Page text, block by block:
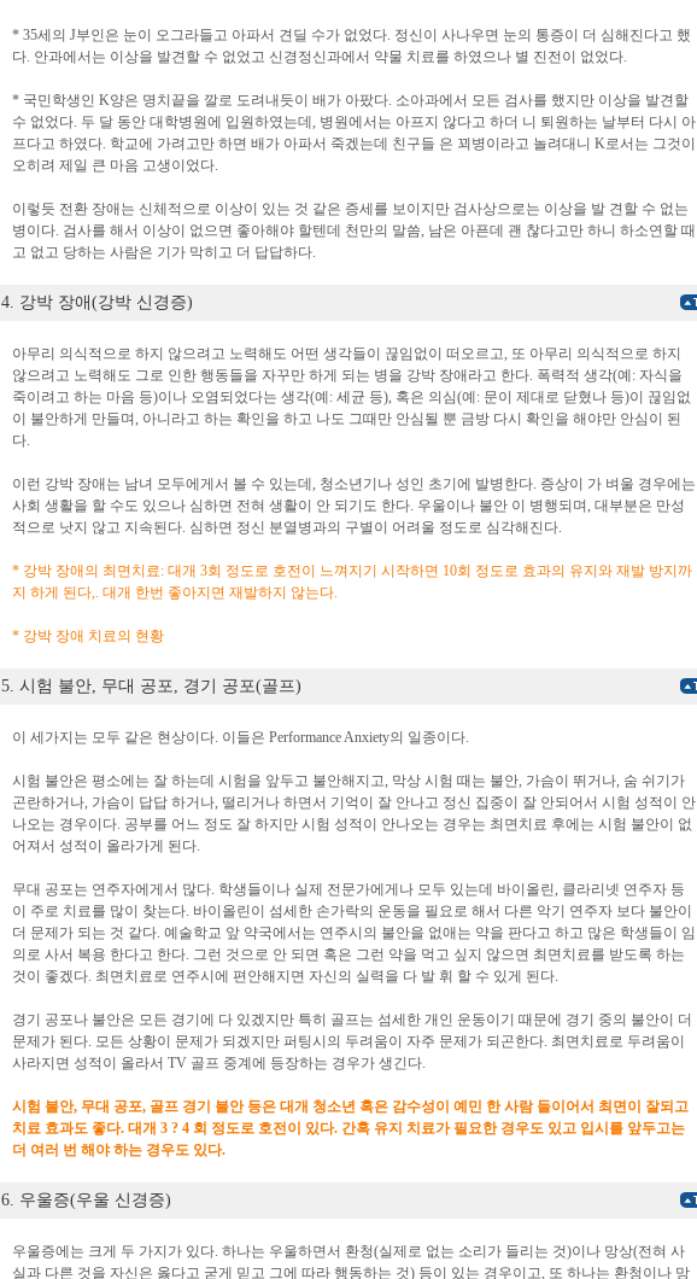
* 35세의 J부인은 눈이 오그라들고 아파서 견딜 수가 없었다. 정신이 사나우면 눈의 통증이 더 심해진다고 했
다. 안과에서는 이상을 발견할 수 없었고 신경정신과에서 약물 치료를 하였으나 별 진전이 없었다.
* 국민학생인 K양은 명치끝을 깔로 도려내듯이 배가 아팠다. 소아과에서 모든 검사를 했지만 이상을 발견할
수 없었다. 두 달 동안 대학병원에 입원하였는데, 병원에서는 아프지 않다고 하더 니 퇴원하는 날부터 다시 아
프다고 하였다. 학교에 가려고만 하면 배가 아파서 죽겠는데 친구들 은 꾀병이라고 놀려대니 K로서는 그것이
오히려 제일 큰 마음 고생이었다.
이렇듯 전환 장애는 신체적으로 이상이 있는 것 같은 증세를 보이지만 검사상으로는 이상을 발 견할 수 없는
병이다. 검사를 해서 이상이 없으면 좋아해야 할텐데 천만의 말씀, 남은 아픈데 괜 찮다고만 하니 하소연할 때
고 없고 당하는 사람은 기가 막히고 더 답답하다.
4. 강박 장애(강박 신경증)
아무리 의식적으로 하지 않으려고 노력해도 어떤 생각들이 끊임없이 떠오르고, 또 아무리 의식적으로 하지
않으려고 노력해도 그로 인한 행동들을 자꾸만 하게 되는 병을 강박 장애라고 한다. 폭력적 생각(예: 자식을
죽이려고 하는 마음 등)이나 오염되었다는 생각(예: 세균 등), 혹은 의심(예: 문이 제대로 닫혔나 등)이 끊임없
이 불안하게 만들며, 아니라고 하는 확인을 하고 나도 그때만 안심될 뿐 금방 다시 확인을 해야만 안심이 된
다.
이런 강박 장애는 남녀 모두에게서 볼 수 있는데, 청소년기나 성인 초기에 발병한다. 증상이 가 벼울 경우에는
사회 생활을 할 수도 있으나 심하면 전혀 생활이 안 되기도 한다. 우울이나 불안 이 병행되며, 대부분은 만성
적으로 낫지 않고 지속된다. 심하면 정신 분열병과의 구별이 어려울 정도로 심각해진다.
* 강박 장애의 최면치료: 대개 3회 정도로 호전이 느껴지기 시작하면 10회 정도로 효과의 유지와 재발 방지까
지 하게 된다,. 대개 한번 좋아지면 재발하지 않는다.
* 강박 장애 치료의 현황
5. 시험 불안, 무대 공포, 경기 공포(골프)
이 세가지는 모두 같은 현상이다. 이들은 Performance Anxiety의 일종이다.
시험 불안은 평소에는 잘 하는데 시험을 앞두고 불안해지고, 막상 시험 때는 불안, 가슴이 뛰거나, 숨 쉬기가
곤란하거나, 가슴이 답답 하거나, 떨리거나 하면서 기억이 잘 안나고 정신 집중이 잘 안되어서 시험 성적이 안
나오는 경우이다. 공부를 어느 정도 잘 하지만 시험 성적이 안나오는 경우는 최면치료 후에는 시험 불안이 없
어져서 성적이 올라가게 된다.
무대 공포는 연주자에게서 많다. 학생들이나 실제 전문가에게나 모두 있는데 바이올린, 클라리넷 연주자 등
이 주로 치료를 많이 찾는다. 바이올린이 섬세한 손가락의 운동을 필요로 해서 다른 악기 연주자 보다 불안이
더 문제가 되는 것 같다. 예술학교 앞 약국에서는 연주시의 불안을 없애는 약을 판다고 하고 많은 학생들이 임
의로 사서 복용 한다고 한다. 그런 것으로 안 되면 혹은 그런 약을 먹고 싶지 않으면 최면치료를 받도록 하는
것이 좋겠다. 최면치료로 연주시에 편안해지면 자신의 실력을 다 발 휘 할 수 있게 된다.
경기 공포나 불안은 모든 경기에 다 있겠지만 특히 골프는 섬세한 개인 운동이기 때문에 경기 중의 불안이 더
문제가 된다. 모든 상황이 문제가 되겠지만 퍼팅시의 두려움이 자주 문제가 되곤한다. 최면치료로 두려움이
사라지면 성적이 올라서 TV 골프 중계에 등장하는 경우가 생긴다.
시험 불안, 무대 공포, 골프 경기 불안 등은 대개 청소년 혹은 감수성이 예민 한 사람 들이어서 최면이 잘되고
치료 효과도 좋다. 대개 3 ? 4 회 정도로 호전이 있다. 간혹 유지 치료가 필요한 경우도 있고 입시를 앞두고는
더 여러 번 해야 하는 경우도 있다.
6. 우울증(우울 신경증)
우울증에는 크게 두 가지가 있다. 하나는 우울하면서 환청(실제로 없는 소리가 들리는 것)이나 망상(전혀 사
실과 다른 것을 자신은 옳다고 굳게 믿고 그에 따라 행동하는 것) 등이 있는 경우이고, 또 하나는 환청이나 망